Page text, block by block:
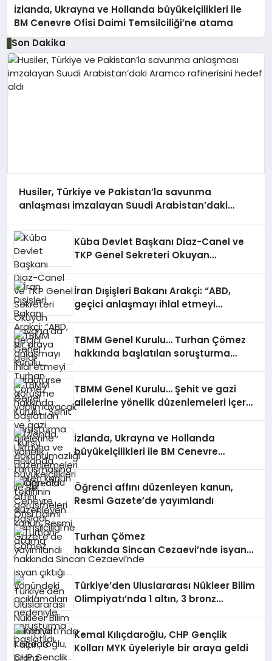
İzlanda, Ukrayna ve Hollanda büyükelçilikleri ile
BM Cenevre Ofisi Daimi Temsilciliği’ne atama
Son Dakika
Husiler, Türkiye ve Pakistan’la savunma
anlaşması imzalayan Suudi Arabistan’daki
Küba Devlet Başkanı Diaz-Canel ve
TKP Genel Sekreteri Okuyan
İran Dışişleri Bakanı Arakçi: “ABD,
geçici anlaşmayı ihlal etmeyi
TBMM Genel Kurulu… Turhan Çömez
hakkında başlatılan soruşturma
TBMM Genel Kurulu… Şehit ve gazi
ailelerine yönelik düzenlemeleri içeren
İzlanda, Ukrayna ve Hollanda
büyükelçilikleri ile BM Cenevre
Ofisi Daimi Temsilciliği’ne atama
Öğrenci affını düzenleyen kanun,
Resmi Gazete’de yayımlandı
Turhan Çömez
hakkında Sincan Cezaevi’nde isyan
çıktığı yönündeki açıklamaları
Türkiye’den Uluslararası Nükleer Bilim
Olimpiyatı’nda 1 altın, 3 bronz
Kemal Kılıçdaroğlu, CHP Gençlik
Kolları MYK üyeleriyle bir araya geldi